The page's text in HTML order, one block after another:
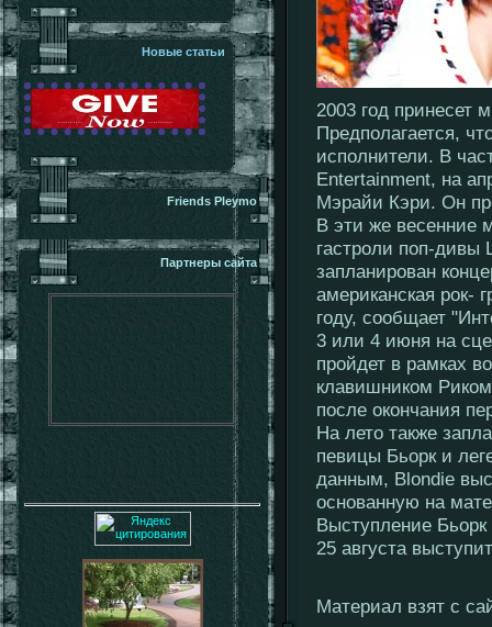
Новые статьи
Friends Pleymo
Партнеры сайта
2003 год принесет
Предполагается,
исполнители. В
Entertainment, на
Мэрайи Кэри. Он
В эти же весенние
гастроли поп-
запланирован
американская рок-
году, сообщает
3 или 4 июня на
пройдет в рамках
клавишником Риком
после окончания
На лето также
певицы Бьорк и
данным, Blondie
основанную на
Выступление
25 августа
Материал взят с